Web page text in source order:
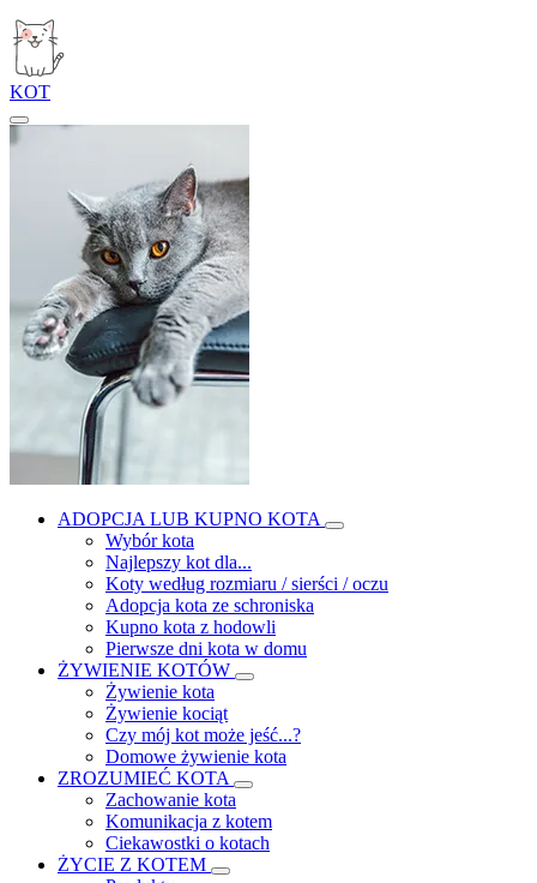
KOT
ADOPCJA LUB KUPNO KOTA
Wybór kota
Najlepszy kot dla...
Koty według rozmiaru / sierści / oczu
Adopcja kota ze schroniska
Kupno kota z hodowli
Pierwsze dni kota w domu
ŻYWIENIE KOTÓW
Żywienie kota
Żywienie kociąt
Czy mój kot może jeść...?
Domowe żywienie kota
ZROZUMIEĆ KOTA
Zachowanie kota
Komunikacja z kotem
Ciekawostki o kotach
ŻYCIE Z KOTEM